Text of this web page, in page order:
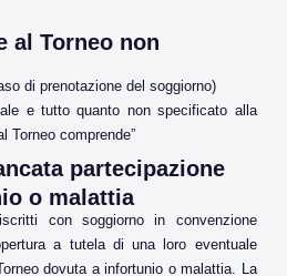
al Torneo non
di prenotazione del soggiorno)
e tutto quanto non specificato alla
Torneo comprende”
partecipazione
o malattia
con soggiorno in convenzione
a tutela di una loro eventuale
dovuta a infortunio o malattia. La